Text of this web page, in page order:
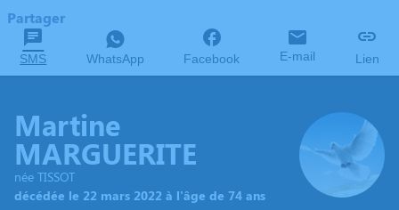
Partager
SMS WhatsApp Facebook E-mail Lien
Martine
MARGUERITE
née TISSOT
décédée le 22 mars 2022 à l'âge de 74 ans